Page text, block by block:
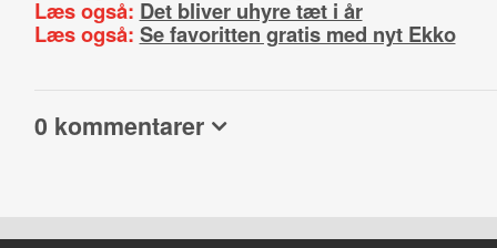
Læs også: Det bliver uhyre tæt i år
Læs også: Se favoritten gratis med nyt Ekko
0 kommentarer